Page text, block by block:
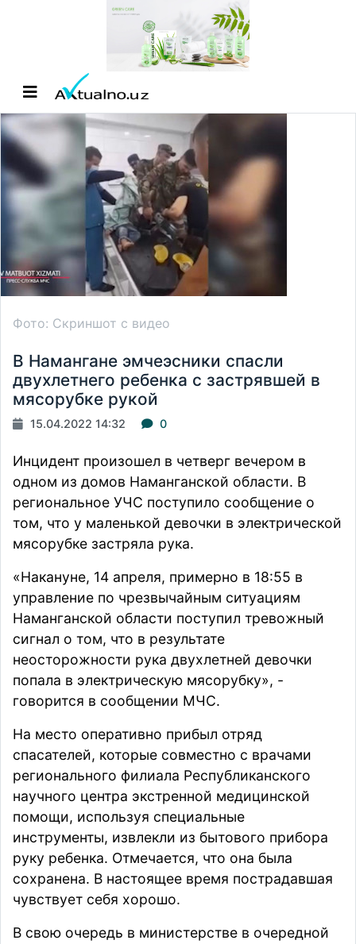
Фото: Скриншот с видео
В Намангане эмчеэсники спасли
двухлетнего ребенка с застрявшей в
мясорубке рукой
15.04.2022 14:32 0
Инцидент произошел в четверг вечером в
одном из домов Наманганской области. В
региональное УЧС поступило сообщение о
том, что у маленькой девочки в электрической
мясорубке застряла рука.
«Накануне, 14 апреля, примерно в 18:55 в
управление по чрезвычайным ситуациям
Наманганской области поступил тревожный
сигнал о том, что в результате
неосторожности рука двухлетней девочки
попала в электрическую мясорубку», -
говорится в сообщении МЧС.
На место оперативно прибыл отряд
спасателей, которые совместно с врачами
регионального филиала Республиканского
научного центра экстренной медицинской
помощи, используя специальные
инструменты, извлекли из бытового прибора
руку ребенка. Отмечается, что она была
сохранена. В настоящее время пострадавшая
чувствует себя хорошо.
В свою очередь в министерстве в очередной